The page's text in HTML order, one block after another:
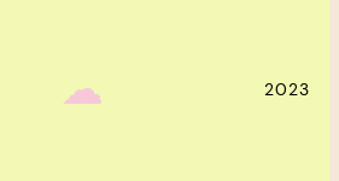
‎ ‎‎ ☁︎‎‎ 2023